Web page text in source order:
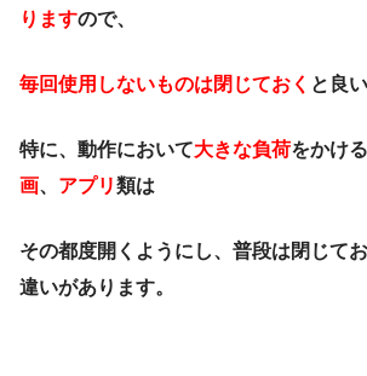
りますので、
毎回使用しないものは閉じておく と良
特に、動作において大きな負荷をかけ
画、 アプリ類は
その都度開くようにし、普段は閉じて
違いがあります。